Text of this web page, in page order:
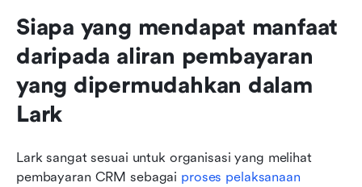
Siapa yang mendapat manfaat
daripada aliran pembayaran
yang dipermudahkan dalam
Lark
Lark sangat sesuai untuk organisasi yang melihat
pembayaran CRM sebagai proses pelaksanaan